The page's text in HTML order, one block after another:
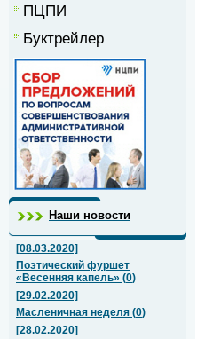
ПЦПИ
Буктрейлер
Наши новости
[08.03.2020]
Поэтический фуршет
«Весенняя капель» (0)
[29.02.2020]
Масленичная неделя (0)
[28.02.2020]